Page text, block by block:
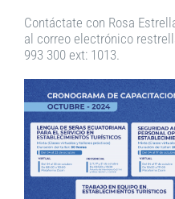
Contáctate con Rosa
al correo electrónico
993 300 ext: 1013.